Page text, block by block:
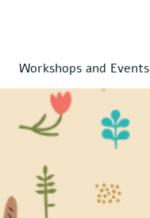
Workshops and Events